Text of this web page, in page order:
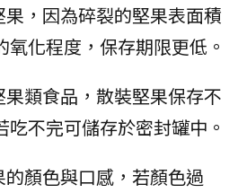
，因為碎裂的堅果表面積
化程度，保存期限更低。
類食品，散裝堅果保存不
不完可儲存於密封罐中。
顏色與口感，若顏色過